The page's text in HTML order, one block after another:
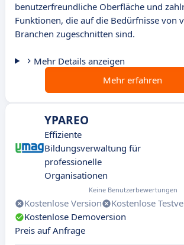
benutzerfreundliche Oberfläche und
Funktionen, die auf die Bedürfnisse von
Branchen zugeschnitten sind.
Mehr Details anzeigen
Mehr erfahren
YPAREO
Effiziente
Bildungsverwaltung für
professionelle
Organisationen
Keine Benutzerbewertungen
Kostenlose Version
Kostenlose
Kostenlose Demoversion
Preis auf Anfrage